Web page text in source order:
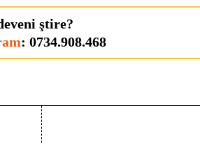
ştire?
: 0734.908.468